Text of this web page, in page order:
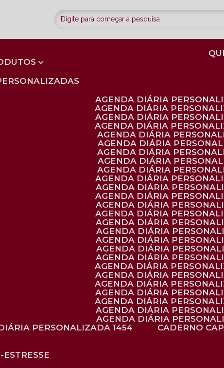
AGENDA DIÁRIA
AGENDA DIÁRIA
AGENDA DIÁRIA
AGENDA DIÁRIA
AGENDA DIÁRIA
AGENDA DIÁRIA
AGENDA DIÁRIA
AGENDA DIÁRIA
AGENDA DIÁRIA
AGENDA DIÁRIA
AGENDA DIÁRIA
AGENDA DIÁRIA
AGENDA DIÁRIA
AGENDA DIÁRIA
AGENDA DIÁRIA
AGENDA DIÁRIA
AGENDA DIÁRIA
AGENDA DIÁRIA
AGENDA DIÁRIA
AGENDA DIÁRIA
AGENDA DIÁRIA
AGENDA DIÁRIA
AGENDA DIÁRIA
AGENDA DIÁRIA
AGENDA DIÁRIA
AGENDA DIÁRIA
DIÁRIA PERSONALIZADA 1454
CADERNO
ESTRESSE